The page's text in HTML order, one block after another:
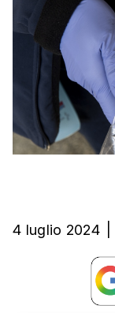
4 luglio 2024